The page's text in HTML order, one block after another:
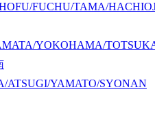
FUCHU/TAMA/
YOKOHAMA/
YAMATO/SYONAN